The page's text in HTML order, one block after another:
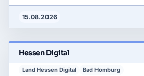
Robotics), Tutorials und eine
gepraegtes Spitzenforsc
15.08.2026
Hessen Digital
Land Hessen Digital Bad Homburg